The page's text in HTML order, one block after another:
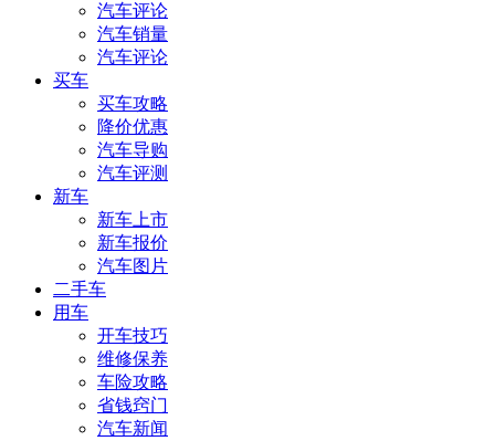
汽车评论
汽车销量
汽车评论
买车
买车攻略
降价优惠
汽车导购
汽车评测
新车
新车上市
新车报价
汽车图片
二手车
用车
开车技巧
维修保养
车险攻略
省钱窍门
汽车新闻